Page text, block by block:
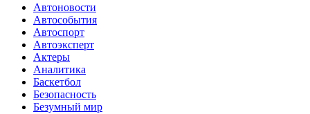
Автоновости
Автособытия
Автоспорт
Автоэксперт
Актеры
Аналитика
Баскетбол
Безопасность
Безумный мир